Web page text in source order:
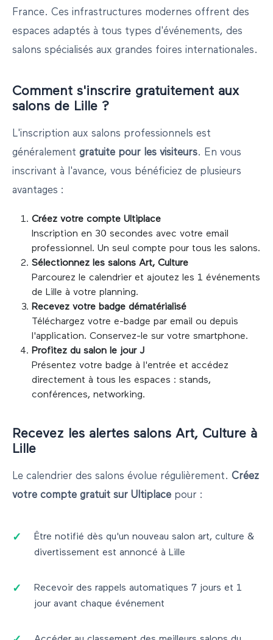
France. Ces infrastructures modernes offrent des
espaces adaptés à tous types d'événements, des
salons spécialisés aux grandes foires internationales.
Comment s'inscrire gratuitement aux
salons de Lille ?
L'inscription aux salons professionnels est
généralement gratuite pour les visiteurs. En vous
inscrivant à l'avance, vous bénéficiez de plusieurs
avantages :
Créez votre compte Ultiplace
Inscription en 30 secondes avec votre email
professionnel. Un seul compte pour tous les salons.
Sélectionnez les salons Art, Culture
Parcourez le calendrier et ajoutez les 1 événements
de Lille à votre planning.
Recevez votre badge dématérialisé
Téléchargez votre e-badge par email ou depuis
l'application. Conservez-le sur votre smartphone.
Profitez du salon le jour J
Présentez votre badge à l'entrée et accédez
directement à tous les espaces : stands,
conférences, networking.
Recevez les alertes salons Art, Culture à
Lille
Le calendrier des salons évolue régulièrement. Créez
votre compte gratuit sur Ultiplace pour :
Être notifié dès qu'un nouveau salon art, culture &
divertissement est annoncé à Lille
Recevoir des rappels automatiques 7 jours et 1
jour avant chaque événement